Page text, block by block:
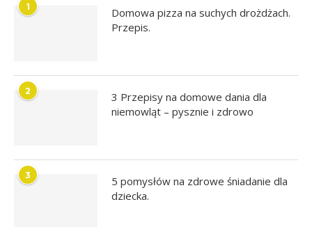
1
Domowa pizza na suchych drożdżach.
Przepis.
2
3 Przepisy na domowe dania dla
niemowląt – pysznie i zdrowo
3
5 pomysłów na zdrowe śniadanie dla
dziecka.